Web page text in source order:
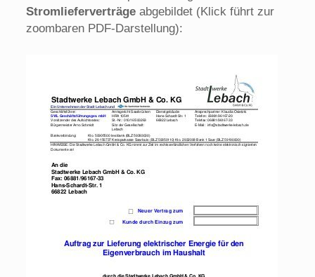
Stromlieferverträgeabgebildet (Klick führt zur
zoombaren PDF-Darstellung):